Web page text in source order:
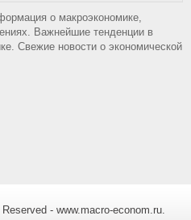
о макроэкономике,
Важнейшие тенденции в
Свежие новости о экономической
- www.macro-econom.ru.